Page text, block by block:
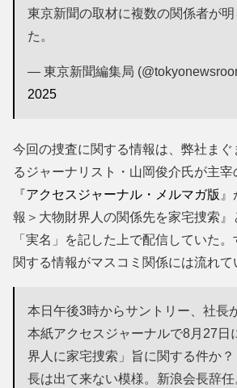
東京新聞の取材に複数の関係者が
た。
— 東京新聞編集局
2025
今回の捜査に関する情報は、弊社ま
るジャーナリスト・山岡俊介氏が主
『アクセス ジャーナル ・メルマガ版 』
報＞大物財界人の関係先を家宅捜索
「実名」を記した上で配信していた
関する情報がマスコミ関係には流れて
本日午後3時からサントリー、社長
本紙アクセスジャーナルで8月27日
界人に家宅捜索」旨に関する件か
長は出て来ない模様。新浪会長辞任